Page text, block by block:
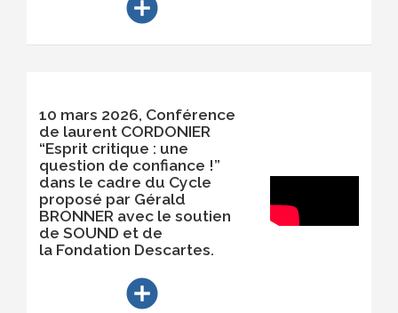
add_circle
10 mars 2026, Conférence
de laurent CORDONIER
“Esprit critique : une
question de confiance !”
dans le cadre du Cycle
proposé par Gérald
BRONNER avec le soutien
de SOUND et de
la Fondation Descartes.
add_circle